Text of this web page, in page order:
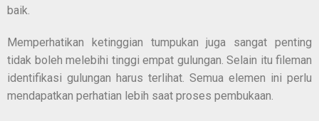
baik.
Memperhatikan ketinggian tumpukan juga sangat penting
tidak boleh melebihi tinggi empat gulungan. Selain itu fileman
identifikasi gulungan harus terlihat. Semua elemen ini perlu
mendapatkan perhatian lebih saat proses pembukaan.